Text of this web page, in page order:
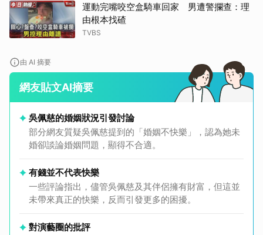
運動完嘴咬空盒騎車回家 男遭警攔查：理
由根本找碴
TVBS
由 AI 摘要
網友貼文AI摘要
吳佩慈的婚姻狀況引發討論
部分網友質疑吳佩慈提到的「婚姻不快樂」，認為她未
婚卻談論婚姻問題，顯得不合適。
有錢並不代表快樂
一些評論指出，儘管吳佩慈及其伴侶擁有財富，但這並
未帶來真正的快樂，反而引發更多的困擾。
對演藝圈的批評